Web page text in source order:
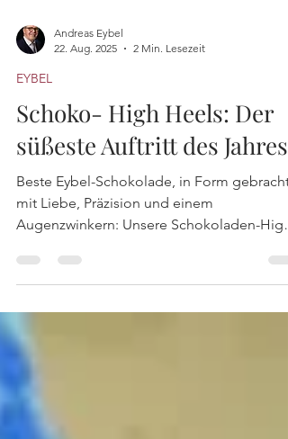
22. Aug. 2025
2 Min. Lesezeit
EYBEL
Schoko- High Heels: Der
süßeste Auftritt des Jahres
mit Liebe, Präzision und einem
Augenzwinkern: Unsere Schokoladen-High
Heels – edel, detailverliebt,